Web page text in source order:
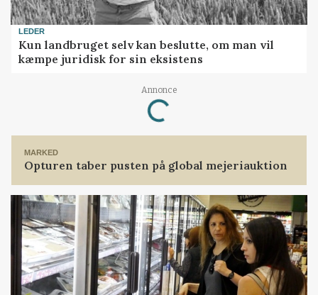
LEDER
Kun landbruget selv kan beslutte, om man vil
kæmpe juridisk for sin eksistens
Annonce
Loading...
MARKED
Opturen taber pusten på global mejeriauktion